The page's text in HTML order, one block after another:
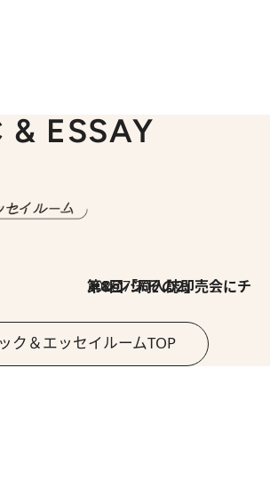
ESSAY
2026.7.30
第8回「同人誌即売会にチャレンジ その2」
ク＆エッセイルームTOP